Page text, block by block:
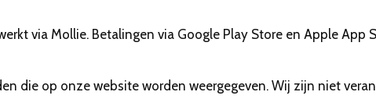
via Mollie. Betalingen via Google Play Store en Apple App
die op onze website worden weergegeven. Wij zijn niet